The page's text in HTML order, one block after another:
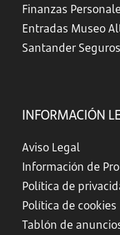
Finanzas
Entradas Museo
Santander Seguros
INFORMACIÓN
Aviso Legal
Información de
Política de
Política de cookies
Tablón de